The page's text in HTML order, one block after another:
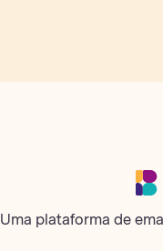
Uma plataforma de